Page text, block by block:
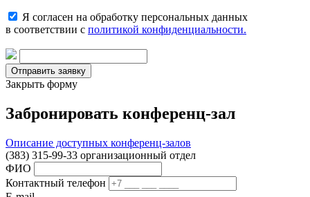
Я согласен на обработку персональных данных
в соответствии с политикой конфиденциальности.
Закрыть форму
Забронировать конференц-зал
Описание доступных конференц-залов
(383) 315-99-33 организационный отдел
ФИО
Контактный телефон